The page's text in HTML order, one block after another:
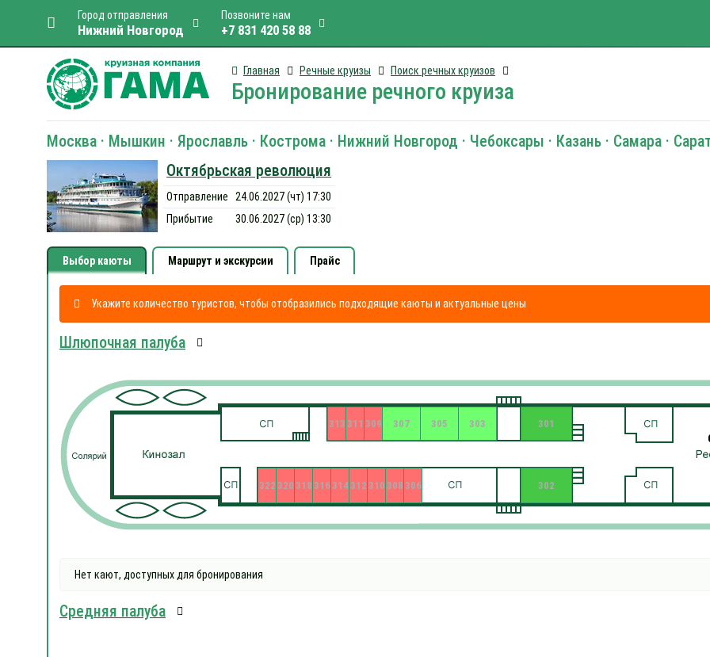
Город отправления
Нижний Новгород
Позвоните нам
+7 831 420 58 88
Главная Речные круизы Поиск речных круизов
Бронирование речного круиза
Москва · Мышкин · Ярославль · Кострома · Нижний Новгород · Чебоксары · Казань · Самара ·
Октябрьская революция
Отправление
24.06.2027 (чт) 17:30
Прибытие
30.06.2027 (ср) 13:30
Выбор каюты Маршрут и экскурсии Прайс
Укажите количество туристов, чтобы отобразились подходящие каюты и актуальные цены
Шлюпочная палуба
301
302
303
305
306
307
308
309
310
311
312
313
314
316
318
320
322
Нет кают, доступных для бронирования
Средняя палуба